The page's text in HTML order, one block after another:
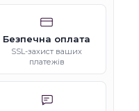
Безпечна оплата
SSL-захист ваших
платежів